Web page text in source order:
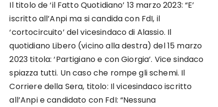
Il titolo de ‘il Fatto Quotidiano’ 13 marzo 2023: “E’
iscritto all’Anpi ma si candida con FdI, il
‘cortocircuito’ del vicesindaco di Alassio. Il
quotidiano Libero (vicino alla destra) del 15 marzo
2023 titola: ‘Partigiano e con Giorgia’. Vice sindaco
spiazza tutti. Un caso che rompe gli schemi. Il
Corriere della Sera, titolo: Il vicesindaco iscritto
all’Anpi e candidato con FdI: “Nessuna